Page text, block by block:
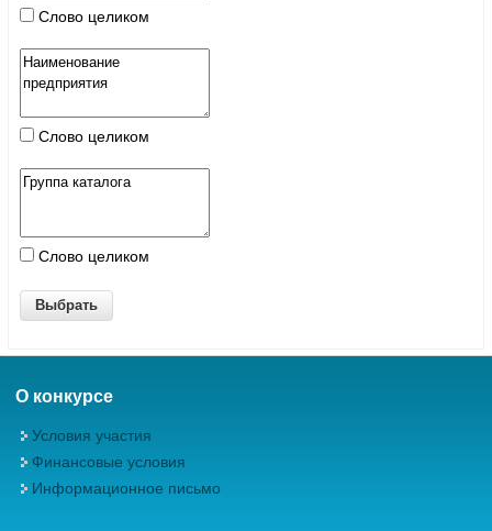
Слово целиком
Слово целиком
Слово целиком
О конкурсе
Условия участия
Финансовые условия
Информационное письмо